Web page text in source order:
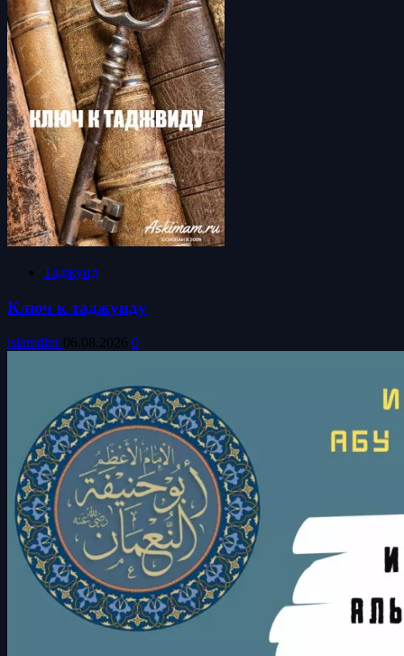
Таджуид
Ключ к таджуиду
islamdinr 06.08.2026 0